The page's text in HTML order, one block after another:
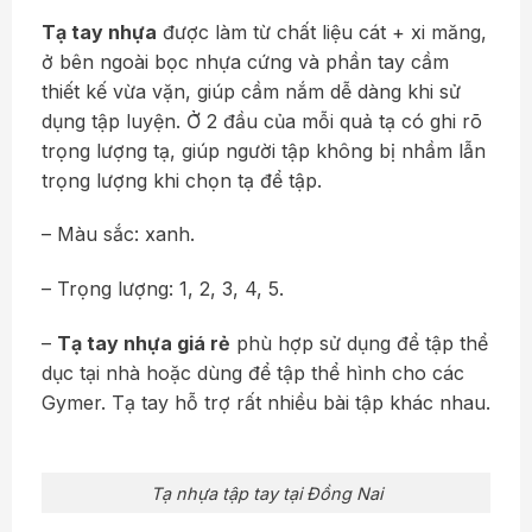
Tạ tay nhựa được làm từ chất liệu cát + xi măng,
ở bên ngoài bọc nhựa cứng và phần tay cầm
thiết kế vừa vặn, giúp cầm nắm dễ dàng khi sử
dụng tập luyện. Ở 2 đầu của mỗi quả tạ có ghi rõ
trọng lượng tạ, giúp người tập không bị nhầm lẫn
trọng lượng khi chọn tạ để tập.
– Màu sắc: xanh.
– Trọng lượng: 1, 2, 3, 4, 5.
– Tạ tay nhựa giá rẻ phù hợp sử dụng để tập thể
dục tại nhà hoặc dùng để tập thể hình cho các
Gymer. Tạ tay hỗ trợ rất nhiều bài tập khác nhau.
Tạ nhựa tập tay tại Đồng Nai